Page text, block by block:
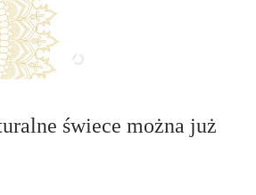
świece można już